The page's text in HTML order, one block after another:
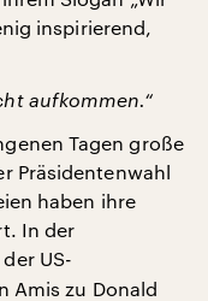
inspirierend,
aufkommen.“
Tagen große
Präsidentenwahl
haben ihre
In der
US-
Amis zu Donald